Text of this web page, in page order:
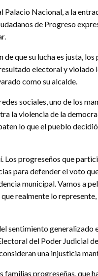
Palacio Nacional, a la
de Progreso
que su lucha es justa,
electoral y
como su alcalde.
sociales, uno de los
la violencia de la
lo que el pueblo
Los progreseños que
para defender el voto
municipal. Vamos a
realmente lo
sentimiento generalizado
del Poder Judicial
una injusticia
familias progreseñas, que